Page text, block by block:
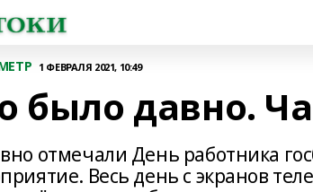
1 ФЕВРАЛЯ 2021, 10:49
было давно.
отмечали День работника
Весь день с экранов